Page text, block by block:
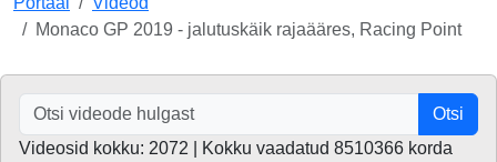
Monaco GP 2019 - jalutuskäik rajaääres, Racing Point
Otsi
Videosid kokku: 2072 | Kokku vaadatud 8510366 korda